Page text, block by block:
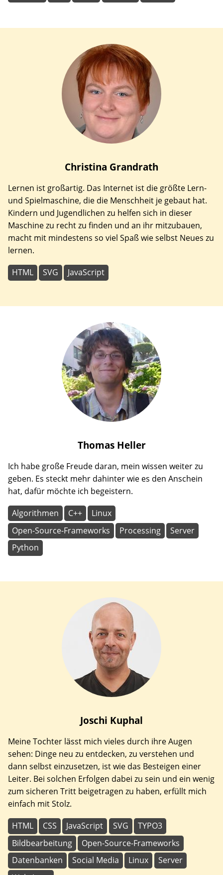
Christina Grandrath
Lernen ist großartig. Das Internet ist die größte Lern-
und Spielmaschine, die die Menschheit je gebaut hat.
Kindern und Jugendlichen zu helfen sich in dieser
Maschine zu recht zu finden und an ihr mitzubauen,
macht mit mindestens so viel Spaß wie selbst Neues zu
lernen.
HTML SVG JavaScript
Thomas Heller
Ich habe große Freude daran, mein wissen weiter zu
geben. Es steckt mehr dahinter wie es den Anschein
hat, dafür möchte ich begeistern.
Algorithmen C++
Linux
Open-Source-Frameworks
Processing
Server
Python
Joschi Kuphal
Meine Tochter lässt mich vieles durch ihre Augen
sehen: Dinge neu zu entdecken, zu verstehen und
dann selbst einzusetzen, ist wie das Besteigen einer
Leiter. Bei solchen Erfolgen dabei zu sein und ein wenig
zum sicheren Tritt beigetragen zu haben, erfüllt mich
einfach mit Stolz.
HTML CSS JavaScript SVG
TYPO3
Bildbearbeitung
Open-Source-Frameworks
Datenbanken
Social Media Linux
Server